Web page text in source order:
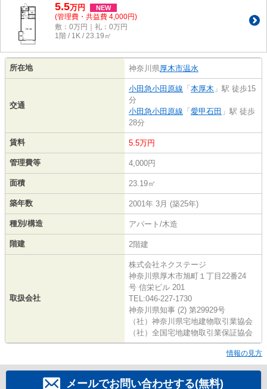
5.5万円 NEW
(管理費・共益費 4,000円)
敷：0万円｜礼：0万円
1階 / 1K / 23.19㎡
所在地 神奈川県厚木市温水
交通
小田急小田原線 「 本厚木 」駅 徒歩15
分
小田急小田原線 「 愛甲石田 」駅 徒歩
28分
賃料 5.5万円
管理費等 4,000円
面積 23.19㎡
築年数 2001年 3月 (築25年)
種別/構造 アパート/木造
階建 2階建
取扱会社
株式会社ネクステージ
神奈川県厚木市旭町１丁目22番24
号 信栄ビル 201
TEL:046-227-1730
神奈川県知事 (2) 第29929号
（社）神奈川県宅地建物取引業協会
（社）全国宅地建物取引業保証協会
情報の見方
メールでお問い合わせする(無料)